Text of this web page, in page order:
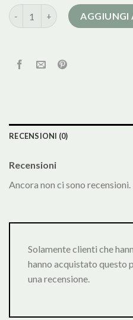
cappotti di pelle donnaAGGIUNGI
RECENSIONI (0)
Recensioni
Ancora non ci sono recensioni.
Solamente clienti che
hanno acquistato questo
una recensione.